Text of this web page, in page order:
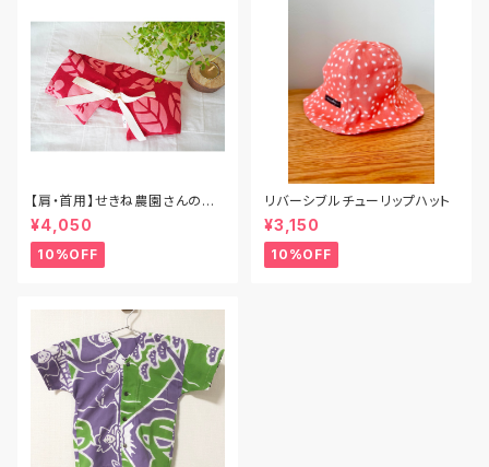
【肩・首用】せきね農園さんの米
ぬか玄米カイロ
¥4,050
10%OFF
リバーシブルチューリップハット
¥3,150
10%OFF